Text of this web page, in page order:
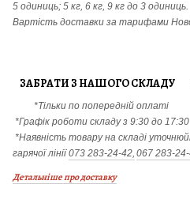
5 одиниць; 5 кг, 6 кг, 9 кг до 3 одиниць.
Вартість доставки за тарифами
ЗАБРАТИ З НАШОГО СКЛАДУ
*Тільки по попередній оплаті
*Графік роботи складу з 9:30 до 17:30
*Наявність товару на складі
гарячої лінії073 283-24-42, 067 283-
Детальніше про доставку